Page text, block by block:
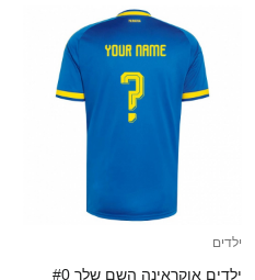
ילדים
ילדים אוקראינה השם שלך #0